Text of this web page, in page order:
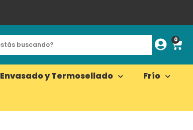
0
Envasado y Termosellado
Frío